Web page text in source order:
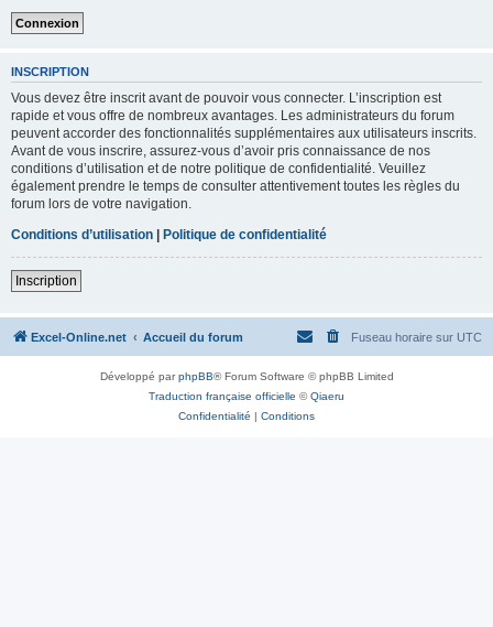
INSCRIPTION
Vous devez être inscrit avant de pouvoir vous connecter. L’inscription est
rapide et vous offre de nombreux avantages. Les administrateurs du forum
peuvent accorder des fonctionnalités supplémentaires aux utilisateurs inscrits.
Avant de vous inscrire, assurez-vous d’avoir pris connaissance de nos
conditions d’utilisation et de notre politique de confidentialité. Veuillez
également prendre le temps de consulter attentivement toutes les règles du
forum lors de votre navigation.
Conditions d’utilisation | Politique de confidentialité
Inscription
Excel-Online.net Accueil du forum Fuseau horaire sur UTC
Développé parphpBB® Forum Software © phpBB Limited
Traduction française officielle ©Qiaeru
Confidentialité | Conditions